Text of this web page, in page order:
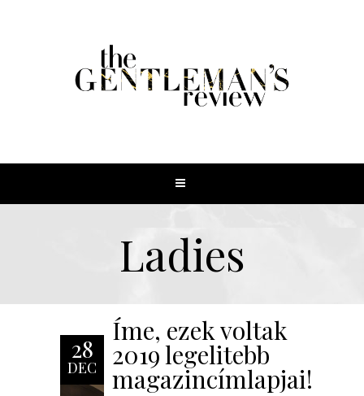
Ladies
28
DEC
Íme, ezek voltak
2019 legelitebb
magazincímlapjai!